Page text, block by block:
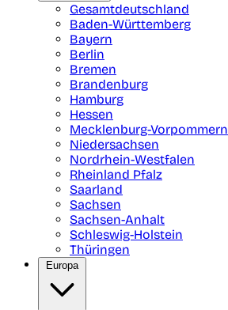
Gesamtdeutschland
Baden-Württemberg
Bayern
Berlin
Bremen
Brandenburg
Hamburg
Hessen
Mecklenburg-Vorpommern
Niedersachsen
Nordrhein-Westfalen
Rheinland Pfalz
Saarland
Sachsen
Sachsen-Anhalt
Schleswig-Holstein
Thüringen
Europa